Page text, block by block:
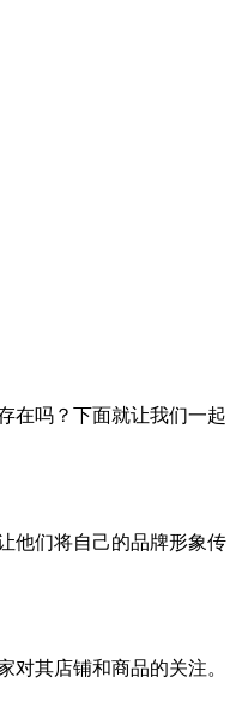
在吗？下面就让我们一起
他们将自己的品牌形象传
其店铺和商品的关注。